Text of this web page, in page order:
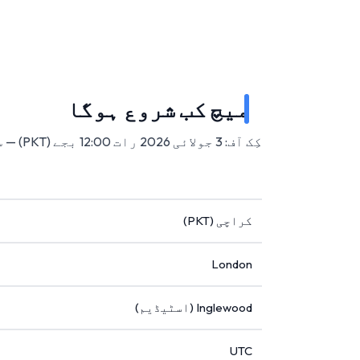
میچ کب شروع ہوگا
کِک آف: 3 جولائی 2026 رات 12:00 بجے (PKT) — سوفائی اسٹیڈیم، انگلووڈ، امریکہ میں۔
کراچی (PKT)
London
Inglewood (اسٹیڈیم)
UTC